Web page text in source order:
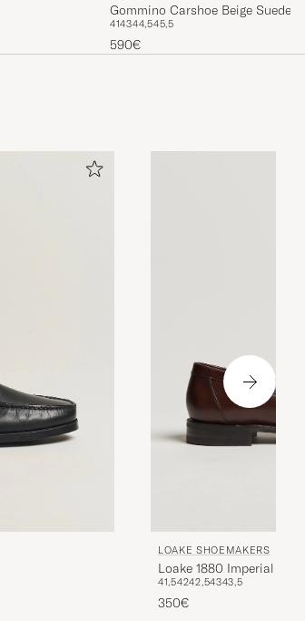
Gommino Carshoe Beige Suede
414344,545,5
590€
LOAKE SHOEMAKERS
Loake 1880 Imperial
41,54242,54343,5
350€